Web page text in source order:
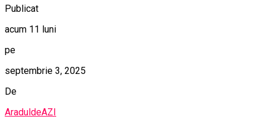
Publicat
acum 11 luni
pe
septembrie 3, 2025
De
AraduldeAZI